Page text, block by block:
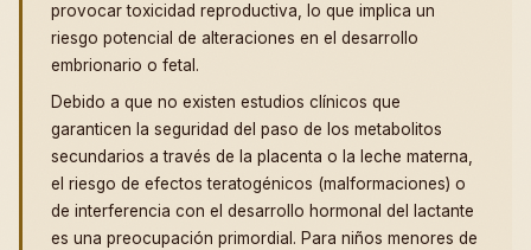
provocar toxicidad reproductiva, lo que implica un
riesgo potencial de alteraciones en el desarrollo
embrionario o fetal.
Debido a que no existen estudios clínicos que
garanticen la seguridad del paso de los metabolitos
secundarios a través de la placenta o la leche materna,
el riesgo de efectos teratogénicos (malformaciones) o
de interferencia con el desarrollo hormonal del lactante
es una preocupación primordial. Para niños menores de